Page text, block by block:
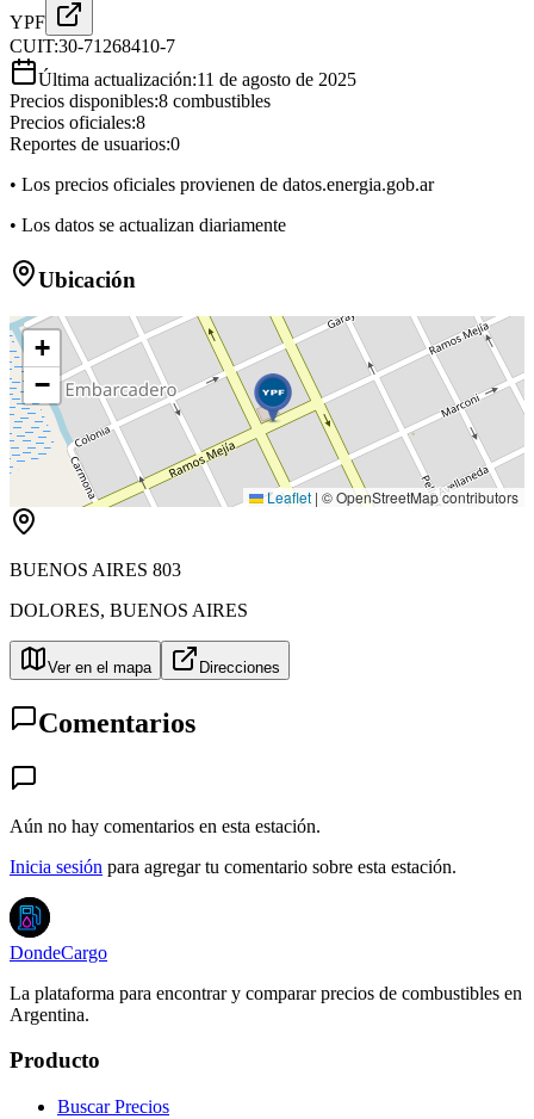
YPF
CUIT:30-71268410-7
Última actualización:11 de agosto de 2025
Precios disponibles:8 combustibles
Precios oficiales:8
Reportes de usuarios:0
• Los precios oficiales provienen de datos.energia.gob.ar
• Los datos se actualizan diariamente
Ubicación
+
−
Leaflet | © OpenStreetMap contributors
BUENOS AIRES 803
DOLORES, BUENOS AIRES
Ver en el mapa Direcciones
Comentarios
Aún no hay comentarios en esta estación.
Inicia sesión para agregar tu comentario sobre esta estación.
DondeCargo
La plataforma para encontrar y comparar precios de combustibles en
Argentina.
Producto
Buscar Precios